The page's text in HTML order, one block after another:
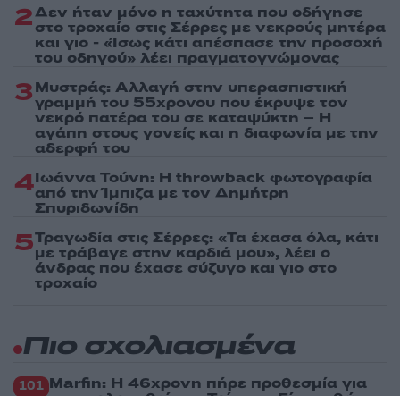
2Δεν ήταν μόνο η ταχύτητα που οδήγησε
στο τροχαίο στις Σέρρες με νεκρούς μητέρα
και γιο - «Ίσως κάτι απέσπασε την προσοχή
του οδηγού» λέει πραγματογνώμονας
3Μυστράς: Αλλαγή στην υπερασπιστική
γραμμή του 55χρονου που έκρυψε τον
νεκρό πατέρα του σε καταψύκτη – Η
αγάπη στους γονείς και η διαφωνία με την
αδερφή του
4Ιωάννα Τούνη: Η throwback φωτογραφία
από την Ίμπιζα με τον Δημήτρη
Σπυριδωνίδη
5Τραγωδία στις Σέρρες: «Τα έχασα όλα, κάτι
με τράβαγε στην καρδιά μου», λέει ο
άνδρας που έχασε σύζυγο και γιο στο
τροχαίο
Πιο σχολιασμένα
101 Marfin: Η 46χρονη πήρε προθεσμία για